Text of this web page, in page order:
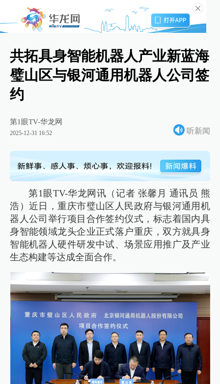
共拓具身智能机器人产业新蓝海
璧山区与银河通用机器人公司签
约
第1眼TV-华龙网
2025-12-31 16:52 听新闻
第1眼TV-华龙网讯（记者 张馨月 通讯员 熊
浩）近日，重庆市璧山区人民政府与银河通用机
器人公司举行项目合作签约仪式，标志着国内具
身智能领域龙头企业正式落户重庆，双方就具身
智能机器人硬件研发中试、场景应用推广及产业
生态构建等达成全面合作。